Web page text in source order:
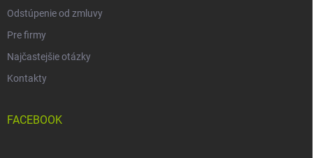
Odstúpenie od zmluvy
Pre firmy
Najčastejšie otázky
Kontakty
FACEBOOK